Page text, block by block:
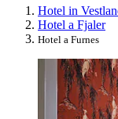
Hotel in
Hotel a Fjaler
Hotel a Furnes